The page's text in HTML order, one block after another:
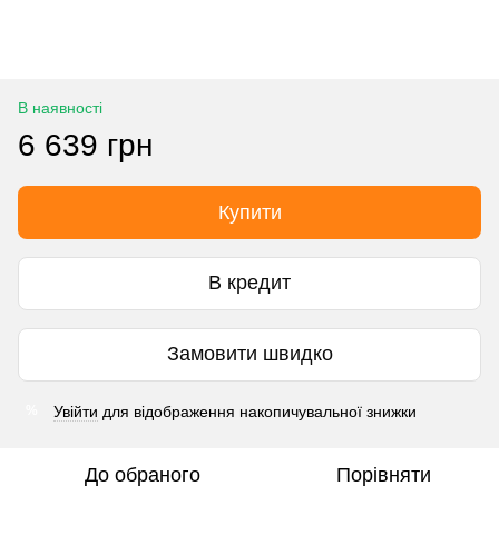
В наявності
6 639 грн
Купити
В кредит
Замовити швидко
Увійти для відображення накопичувальної знижки
До обраного Порівняти